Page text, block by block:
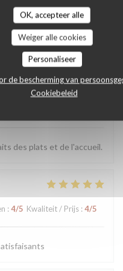
OK, accepteer alle
Weiger alle cookies
Personaliseer
de bescherming van
Cookiebeleid
plats ont du goûts et
avec et sans alcool.
climatisée et terrasse
des plats et de l'accueil.
: 4/5 Kwaliteit / Prijs : 4/5